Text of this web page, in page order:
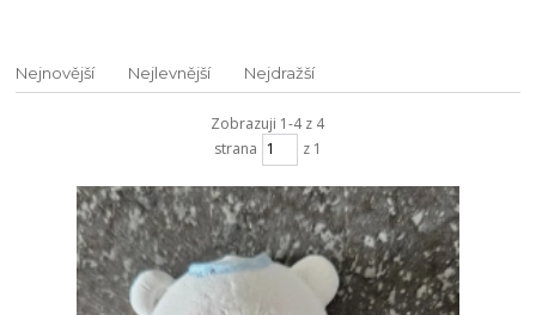
Nejnovější Nejlevnější Nejdražší
Zobrazuji 1-4 z 4
strana
z 1